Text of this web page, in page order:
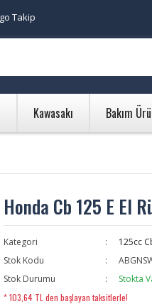
Takip
Kawasakı Bakım
Honda Cb 125 E El
Kategori
125cc
Stok Kodu
Stok Durumu
Stokta
* 103,64 TL den başlayan taksitlerle!